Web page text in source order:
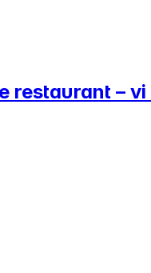
restaurant –